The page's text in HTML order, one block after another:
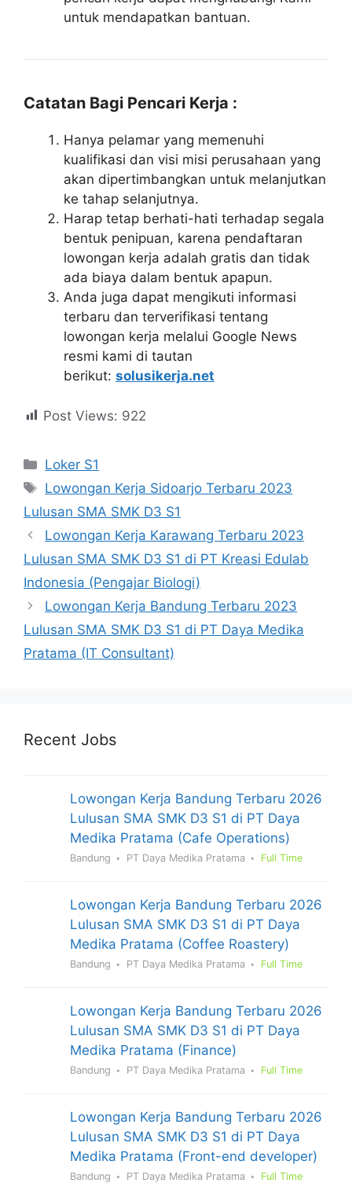
untuk mendapatkan bantuan.
Catatan Bagi Pencari Kerja :
Hanya pelamar yang memenuhi
kualifikasi dan visi misi perusahaan yang
akan dipertimbangkan untuk melanjutkan
ke tahap selanjutnya.
Harap tetap berhati-hati terhadap segala
bentuk penipuan, karena pendaftaran
lowongan kerja adalah gratis dan tidak
ada biaya dalam bentuk apapun.
Anda juga dapat mengikuti informasi
terbaru dan terverifikasi tentang
lowongan kerja melalui Google News
resmi kami di tautan
berikut: solusikerja.net
Post Views: 922
Kategori
Loker S1
Tag
Lowongan Kerja Sidoarjo Terbaru 2023
Lulusan SMA SMK D3 S1
Lowongan Kerja Karawang Terbaru 2023
Lulusan SMA SMK D3 S1 di PT Kreasi Edulab
Indonesia (Pengajar Biologi)
Lowongan Kerja Bandung Terbaru 2023
Lulusan SMA SMK D3 S1 di PT Daya Medika
Pratama (IT Consultant)
Recent Jobs
Lowongan Kerja Bandung Terbaru 2026
Lulusan SMA SMK D3 S1 di PT Daya
Medika Pratama (Cafe Operations)
Bandung PT Daya Medika Pratama Full Time
Lowongan Kerja Bandung Terbaru 2026
Lulusan SMA SMK D3 S1 di PT Daya
Medika Pratama (Coffee Roastery)
Bandung PT Daya Medika Pratama Full Time
Lowongan Kerja Bandung Terbaru 2026
Lulusan SMA SMK D3 S1 di PT Daya
Medika Pratama (Finance)
Bandung PT Daya Medika Pratama Full Time
Lowongan Kerja Bandung Terbaru 2026
Lulusan SMA SMK D3 S1 di PT Daya
Medika Pratama (Front-end developer)
Bandung PT Daya Medika Pratama Full Time